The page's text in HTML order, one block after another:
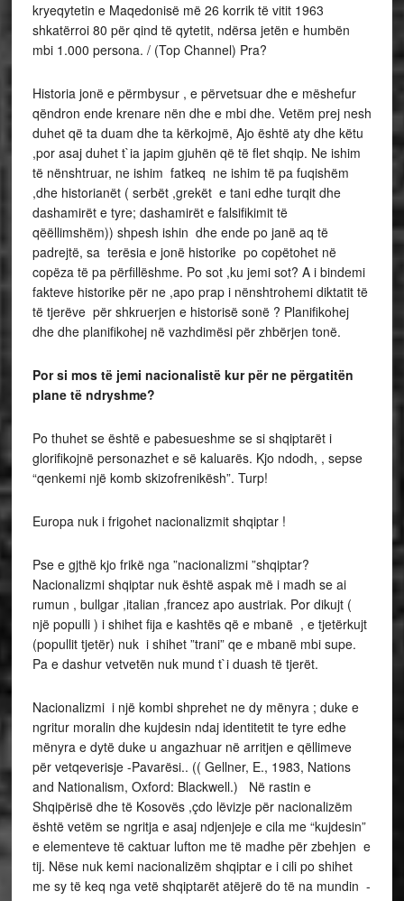
kryeqytetin e Maqedonisë më 26 korrik të vitit 1963
shkatërroi 80 për qind të qytetit, ndërsa jetën e humbën
mbi 1.000 persona. / (Top Channel) Pra?
Historia jonë e përmbysur , e përvetsuar dhe e mëshefur
qëndron ende krenare nën dhe e mbi dhe. Vetëm prej nesh
duhet që ta duam dhe ta kërkojmë, Ajo është aty dhe këtu
,por asaj duhet t`ia japim gjuhën që të flet shqip. Ne ishim
të nënshtruar, ne ishim fatkeq ne ishim të pa fuqishëm
,dhe historianët ( serbët ,grekët e tani edhe turqit dhe
dashamirët e tyre; dashamirët e falsifikimit të
qëëllimshëm)) shpesh ishin dhe ende po janë aq të
padrejtë, sa terësia e jonë historike po copëtohet në
copëza të pa përfillëshme. Po sot ,ku jemi sot? A i bindemi
fakteve historike për ne ,apo prap i nënshtrohemi diktatit të
të tjerëve për shkruerjen e historisë sonë ? Planifikohej
dhe dhe planifikohej në vazhdimësi për zhbërjen tonë.
Por si mos të jemi nacionalistë kur për ne përgatitën
plane të ndryshme?
Po thuhet se është e pabesueshme se si shqiptarët i
glorifikojnë personazhet e së kaluarës. Kjo ndodh, , sepse
“qenkemi një komb skizofrenikësh”. Turp!
Europa nuk i frigohet nacionalizmit shqiptar !
Pse e gjthë kjo frikë nga ”nacionalizmi ”shqiptar?
Nacionalizmi shqiptar nuk është aspak më i madh se ai
rumun , bullgar ,italian ,francez apo austriak. Por dikujt (
një populli ) i shihet fija e kashtës që e mbanë , e tjetërkujt
(popullit tjetër) nuk i shihet ”trani” qe e mbanë mbi supe.
Pa e dashur vetvetën nuk mund t`i duash të tjerët.
Nacionalizmi i një kombi shprehet ne dy mënyra ; duke e
ngritur moralin dhe kujdesin ndaj identitetit te tyre edhe
mënyra e dytë duke u angazhuar në arritjen e qëllimeve
për vetqeverisje -Pavarësi.. (( Gellner, E., 1983, Nations
and Nationalism, Oxford: Blackwell.) Në rastin e
Shqipërisë dhe të Kosovës ,çdo lëvizje për nacionalizëm
është vetëm se ngritja e asaj ndjenjeje e cila me “kujdesin”
e elementeve të caktuar lufton me të madhe për zbehjen e
tij. Nëse nuk kemi nacionalizëm shqiptar e i cili po shihet
me sy të keq nga vetë shqiptarët atëjerë do të na mundin -